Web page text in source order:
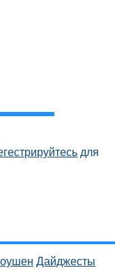
для
Дайджесты